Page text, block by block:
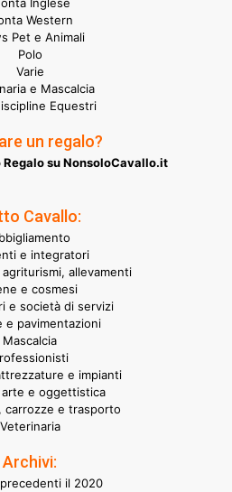
Western
Pet e Animali
Polo
Varie
e Mascalcia
Equestri
un regalo?
su NonsoloCavallo.it
Cavallo:
e integratori
allevamenti
e cosmesi
e società di servizi
e pavimentazioni
Mascalcia
e impianti
arte e oggettistica
carrozze e trasporto
Veterinaria
Archivi:
il 2020